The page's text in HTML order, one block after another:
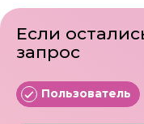
Если
запрос
Пользователь